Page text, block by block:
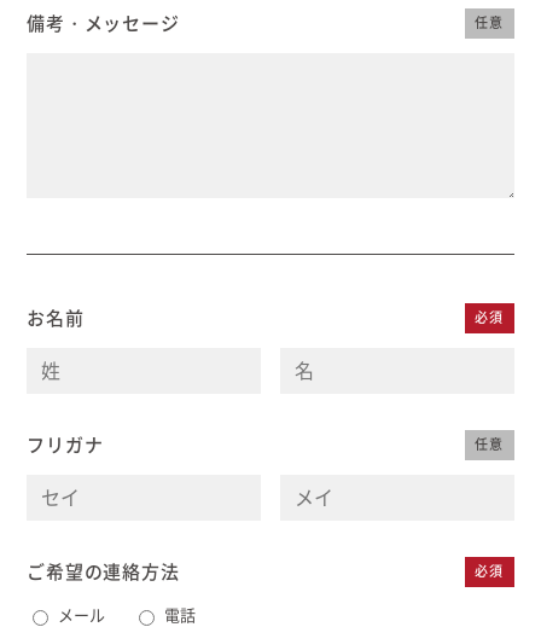
備考・メッセージ 任意
お名前 必須
フリガナ 任意
ご希望の連絡方法 必須
メール 電話